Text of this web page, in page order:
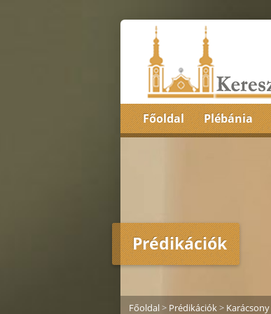
Főoldal Plébánia
Prédikációk
Főoldal> Prédikációk> Karácsony